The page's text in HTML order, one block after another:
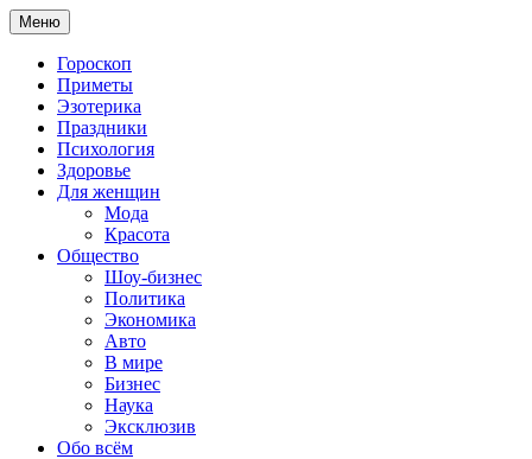
Меню
Гороскоп
Приметы
Эзотерика
Праздники
Психология
Здоровье
Для женщин
Мода
Красота
Общество
Шоу-бизнес
Политика
Экономика
Авто
В мире
Бизнес
Наука
Эксклюзив
Обо всём